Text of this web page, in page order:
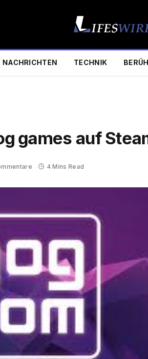
NACHRICHTEN TECHNIK
games auf
4 Mins Read